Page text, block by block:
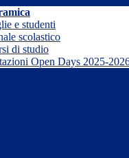
e studenti
scolastico
di studio
Open Days 2025-